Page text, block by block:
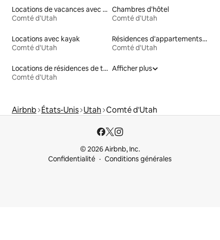
Locations de vacances avec piscine
Comté d'Utah
Chambres d'hôtel
Comté d'Utah
Locations avec kayak
Comté d'Utah
Résidences d'appartements en location
Comté d'Utah
Locations de résidences de tourisme
Comté d'Utah
Afficher plus
Airbnb États-Unis Utah Comté d'Utah
© 2026 Airbnb, Inc.
Confidentialité
Conditions générales